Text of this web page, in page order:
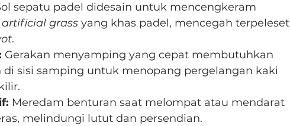
sepatu padel didesain untuk mencengkeram
artificial grass yang khas padel, mencegah terpeleset
.
Gerakan menyamping yang cepat membutuhkan
di sisi samping untuk menopang pergelangan kaki
Meredam benturan saat melompat atau mendarat
melindungi lutut dan persendian.